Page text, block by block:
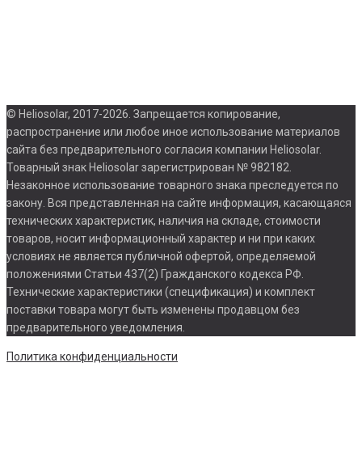
© Heliosolar, 2017-2026. Запрещается копирование,
распространение или любое иное использование материалов
сайта без предварительного согласия компании Heliosolar.
Товарный знак Heliosolar зарегистрирован № 982182.
Незаконное использование товарного знака преследуется по
закону. Вся представленная на сайте информация, касающаяся
технических характеристик, наличия на складе, стоимости
товаров, носит информационный характер и ни при каких
условиях не является публичной офертой, определяемой
положениями Статьи 437(2) Гражданского кодекса РФ.
Технические характеристики (спецификация) и комплект
поставки товара могут быть изменены продавцом без
предварительного уведомления.
Политика конфиденциальности